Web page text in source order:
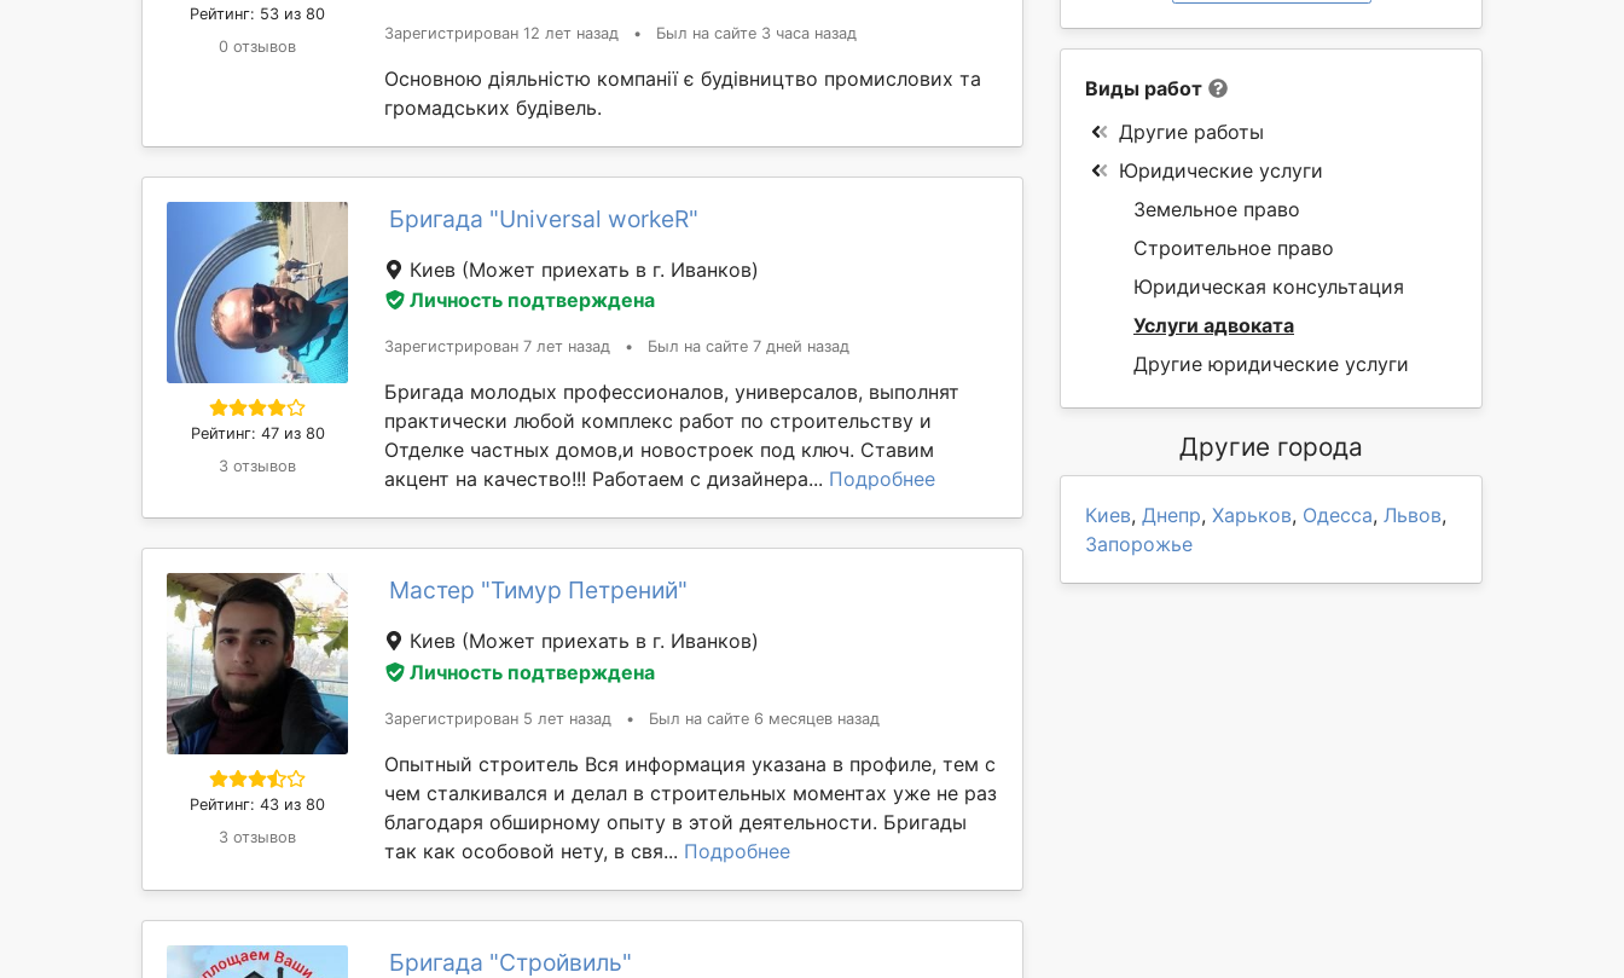
Рейтинг: 53 из 80
0 отзывов
Зарегистрирован 12 лет назад • Был на сайте 3 часа назад
Основною діяльністю компанії є будівництво промислових та
громадських будівель.
Рейтинг: 47 из 80
3 отзывов
Бригада "Universal workeR"
Киев (Может приехать в г. Иванков)
Личность подтверждена
Зарегистрирован 7 лет назад • Был на сайте 7 дней назад
Бригада молодых профессионалов, универсалов, выполнят
практически любой комплекс работ по строительству и
Отделке частных домов,и новостроек под ключ. Ставим
акцент на качество!!! Работаем с дизайнера... Подробнее
Рейтинг: 43 из 80
3 отзывов
Мастер "Тимур Петрений"
Киев (Может приехать в г. Иванков)
Личность подтверждена
Зарегистрирован 5 лет назад • Был на сайте 6 месяцев назад
Опытный строитель Вся информация указана в профиле, тем с
чем сталкивался и делал в строительных моментах уже не раз
благодаря обширному опыту в этой деятельности. Бригады
так как особовой нету, в свя... Подробнее
Бригада "Стройвиль"
Виды работ
Другие работы
Юридические услуги
Земельное право
Строительное право
Юридическая консультация
Услуги адвоката
Другие юридические услуги
Другие города
Киев, Днепр, Харьков, Одесса, Львов,
Запорожье